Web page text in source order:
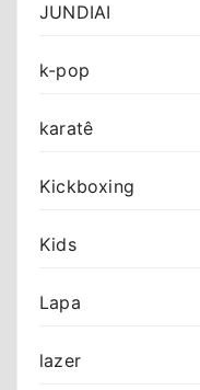
JUNDIAI
k-pop
karatê
Kickboxing
Kids
Lapa
lazer